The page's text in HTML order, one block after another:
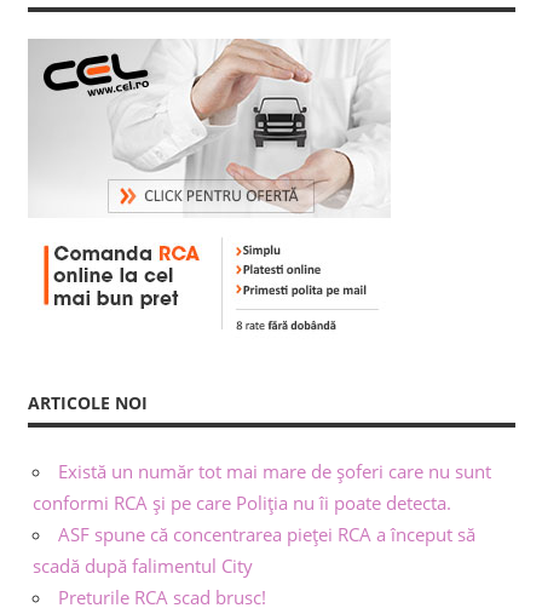
ARTICOLE NOI
Există un număr tot mai mare de șoferi care nu sunt
conformi RCA și pe care Poliția nu îi poate detecta.
ASF spune că concentrarea pieței RCA a început să
scadă după falimentul City
Preturile RCA scad brusc!